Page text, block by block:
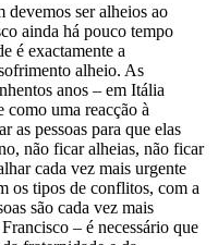
devemos ser alheios ao
ainda há pouco tempo
é exactamente a
alheio. As
anos – em Itália
como uma reacção à
as pessoas para que elas
não ficar alheias, não ficar
cada vez mais urgente
os tipos de conflitos, com a
são cada vez mais
– é necessário que